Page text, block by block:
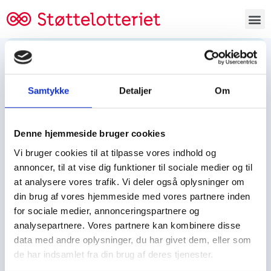
Samtykke Detaljer Om
Denne hjemmeside bruger cookies
Vi bruger cookies til at tilpasse vores indhold og
annoncer, til at vise dig funktioner til sociale medier og til
at analysere vores trafik. Vi deler også oplysninger om
din brug af vores hjemmeside med vores partnere inden
for sociale medier, annonceringspartnere og
analysepartnere. Vores partnere kan kombinere disse
data med andre oplysninger, du har givet dem, eller som
de har indsamlet fra din brug af deres tjenester.
Tjen penge og støt
Tjen penge til:
Spejdere/spejdergruppen/FDF’ere, m.fl.
Kontor
Tjenpengeogstoet.dk
Ejby Industrivej 91
DK – 2600 Glostrup
CVR: 19347508